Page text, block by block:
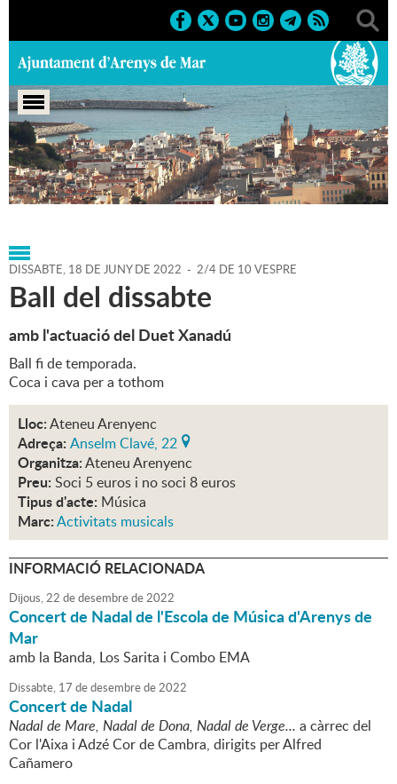
Portada > Agenda > 18-06-
2022 > Marcs > Culturals > 2022 > Activitats musicals
DISSABTE, 18 DE JUNY DE 2022 - 2/4 DE 10 VESPRE
Ball del dissabte
amb l'actuació del Duet Xanadú
Ball fi de temporada.
Coca i cava per a tothom
Lloc:Ateneu Arenyenc
Adreça: Anselm Clavé, 22
Organitza:Ateneu Arenyenc
Preu: Soci 5 euros i no soci 8 euros
Tipus d'acte: Música
Marc:Activitats musicals
INFORMACIÓ RELACIONADA
Dijous,22 dedesembrede2022
Concert de Nadal de l'Escola de Música d'Arenys de
Mar
amb la Banda, Los Sarita i Combo EMA
Dissabte, 17 dedesembrede2022
Concert de Nadal
Nadal de Mare, Nadal de Dona, Nadal de Verge... a càrrec del
Cor l'Aixa i Adzé Cor de Cambra, dirigits per Alfred
Cañamero